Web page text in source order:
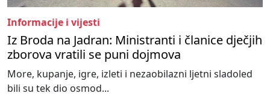
Informacije i vijesti
Iz Broda na Jadran: Ministranti i članice dječjih
zborova vratili se puni dojmova
More, kupanje, igre, izleti i nezaobilazni ljetni sladoled
bili su tek dio osmod...